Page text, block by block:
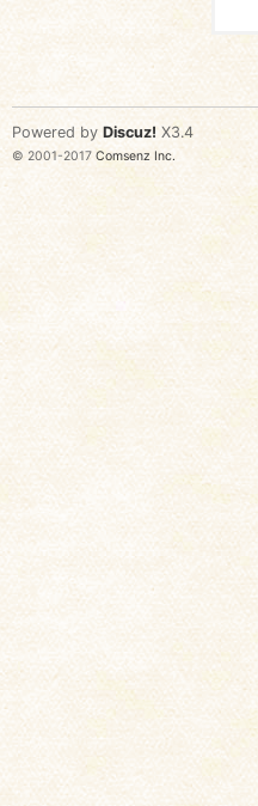
Powered by Discuz! X3.4
© 2001-2017 Comsenz Inc.